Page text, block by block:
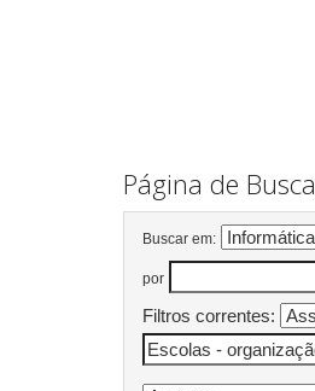
Página de Busca
Buscar em:
por
Filtros correntes: